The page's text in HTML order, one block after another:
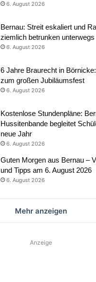
6. August 2026
Bernau: Streit eskaliert und
ziemlich betrunken unterwegs
6. August 2026
6 Jahre Braurecht in
zum großen Jubiläumsfest
6. August 2026
Kostenlose Stundenpläne:
Hussitenbande begleitet
neue Jahr
6. August 2026
Guten Morgen aus Bernau –
und Tipps am 6. August 2026
6. August 2026
Mehr anzeigen
Anzeige